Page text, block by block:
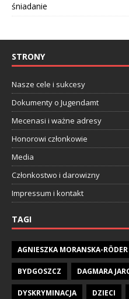
śniadanie
STRONY
Nasze cele i sukcesy
Dokumenty o Jugendamt
Mecenasi i ważne adresy
Honorowi członkowie
Media
Członkostwo i darowizny
Impressum i kontakt
TAGI
AGNIESZKA MORANSKA-RÖDER
BYDGOSZCZ DAGMARA
DYSKRYMINACJA DZIECI